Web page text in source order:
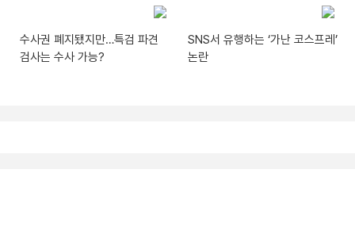
수사권 폐지됐지만…특검 파견
검사는 수사 가능?
SNS서 유행하는 ‘가난 코스프레’
논란